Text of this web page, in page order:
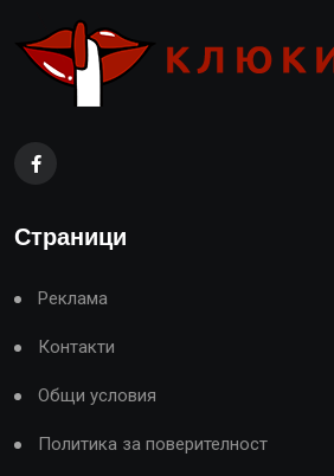
Страници
Реклама
Контакти
Общи условия
Политика за поверителност